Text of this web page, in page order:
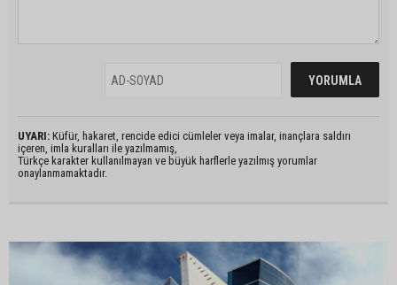
UYARI: Küfür, hakaret, rencide edici cümleler veya imalar, inançlara saldırı
içeren, imla kuralları ile yazılmamış,
Türkçe karakter kullanılmayan ve büyük harflerle yazılmış yorumlar
onaylanmamaktadır.